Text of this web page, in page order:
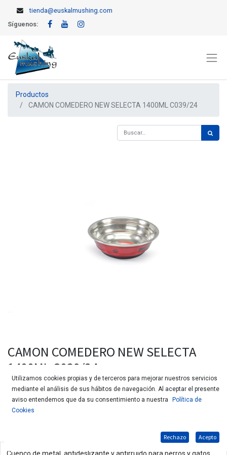
tienda@euskalmushing.com
Síguenos:
Productos
CAMON COMEDERO NEW SELECTA 1400ML C039/24
CAMON COMEDERO NEW SELECTA
1400ML C039/24
Utilizamos cookies propias y de terceros para mejorar nuestros servicios
mediante el análisis de sus hábitos de navegación. Al aceptar el presente
aviso entendemos que da su consentimiento a nuestra
Política de
Cookies
Rechazo Acepto